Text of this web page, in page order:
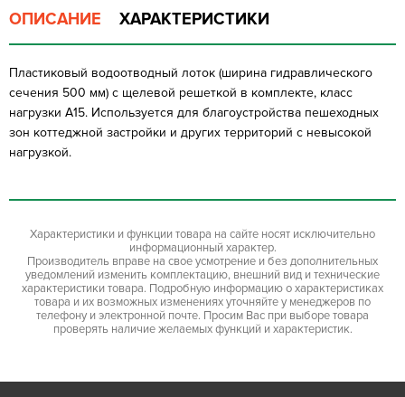
ОПИСАНИЕ ХАРАКТЕРИСТИКИ
⁠Пластиковый водоотводный лоток (ширина гидравлического
сечения 500 мм) с щелевой решеткой в комплекте, класс
нагрузки A15. Используется для благоустройства пешеходных
зон коттеджной застройки и других территорий с невысокой
нагрузкой.
Характеристики и функции товара на сайте носят исключительно
информационный характер.
Производитель вправе на свое усмотрение и без дополнительных
уведомлений изменить комплектацию, внешний вид и технические
характеристики товара. Подробную информацию о характеристиках
товара и их возможных изменениях уточняйте у менеджеров по
телефону и электронной почте. Просим Вас при выборе товара
проверять наличие желаемых функций и характеристик.